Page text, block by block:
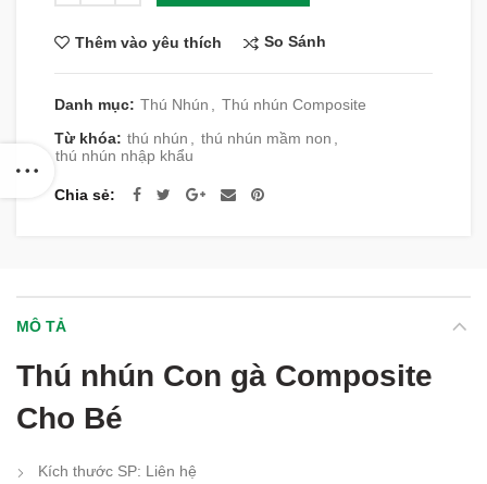
Thêm vào yêu thích So Sánh
Danh mục: Thú Nhún
Thú nhún Composite
Từ khóa: thú nhún thú nhún mầm non
thú nhún nhập khẩu
Chia sẻ
MÔ TẢ
Thú nhún Con gà Composite
Cho Bé
Kích thước SP: Liên hệ